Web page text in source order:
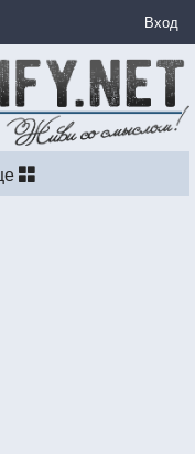
Вход